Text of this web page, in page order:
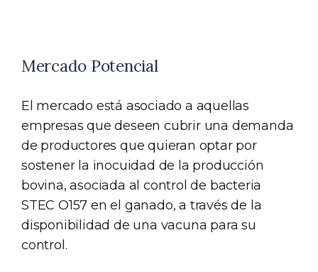
Mercado Potencial
El mercado está asociado a aquellas
empresas que deseen cubrir una demanda
de productores que quieran optar por
sostener la inocuidad de la producción
bovina, asociada al control de bacteria
STEC O157 en el ganado, a través de la
disponibilidad de una vacuna para su
control.